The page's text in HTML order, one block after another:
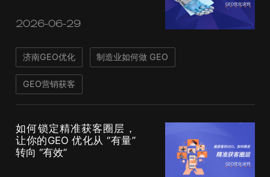
2026-06-29
济南GEO优化 制造业如何做 GEO
GEO营销获客
如何锁定精准获客圈层，
让你的GEO 优化从 “有量”
转向 “有效”